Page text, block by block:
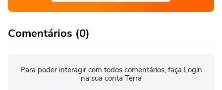
Comentários (0)
Para poder interagir com todos comentários, faça Login
na sua conta Terra